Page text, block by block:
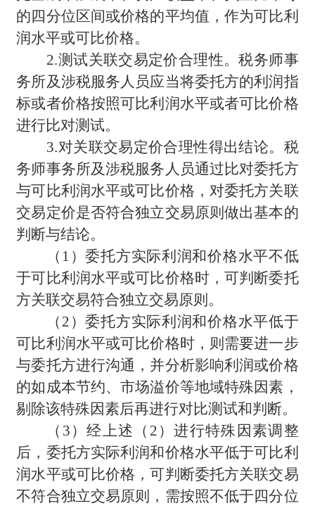
的四分位区间或价格的平均值，作为可比利
润水平或可比价格。
2.测试关联交易定价合理性。税务师事
务所及涉税服务人员应当将委托方的利润指
标或者价格按照可比利润水平或者可比价格
进行比对测试。
3.对关联交易定价合理性得出结论。税
务师事务所及涉税服务人员通过比对委托方
与可比利润水平或可比价格，对委托方关联
交易定价是否符合独立交易原则做出基本的
判断与结论。
（1）委托方实际利润和价格水平不低
于可比利润水平或可比价格时，可判断委托
方关联交易符合独立交易原则。
（2）委托方实际利润和价格水平低于
可比利润水平或可比价格时，则需要进一步
与委托方进行沟通，并分析影响利润或价格
的如成本节约、市场溢价等地域特殊因素，
剔除该特殊因素后再进行对比测试和判断。
（3）经上述（2）进行特殊因素调整
后，委托方实际利润和价格水平低于可比利
润水平或可比价格，可判断委托方关联交易
不符合独立交易原则，需按照不低于四分位